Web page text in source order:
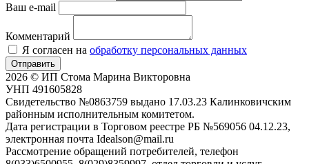
Ваш e-mail
Комментарий
Я согласен на обработку персональных данных
Отправить
2026 © ИП Стома Марина Викторовна
УНП 491605828
Свидетельство №0863759 выдано 17.03.23 Калинковичским
районным исполнительным комитетом.
Дата регистрации в Торговом реестре РБ №569056 04.12.23,
электронная почта Idealson@mail.ru
Рассмотрение обращений потребителей, телефон